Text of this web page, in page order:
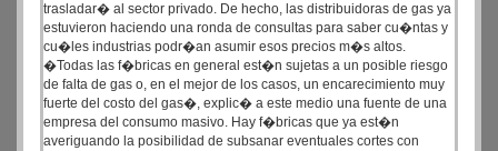
trasladar� al sector privado. De hecho, las distribuidoras de gas ya
estuvieron haciendo una ronda de consultas para saber cu�ntas y
cu�les industrias podr�an asumir esos precios m�s altos.
�Todas las f�bricas en general est�n sujetas a un posible riesgo
de falta de gas o, en el mejor de los casos, un encarecimiento muy
fuerte del costo del gas�, explic� a este medio una fuente de una
empresa del consumo masivo. Hay f�bricas que ya est�n
averiguando la posibilidad de subsanar eventuales cortes con